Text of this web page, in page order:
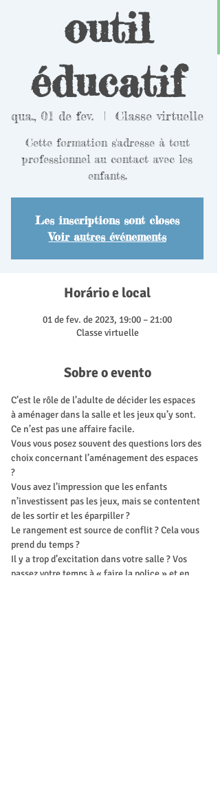
outil
éducatif
qua., 01 de fev.
  |
Classe virtuelle
Cette formation s'adresse à tout
professionnel au contact avec les
enfants.
Les inscriptions sont closes
Voir autres événements
Horário e local
01 de fev. de 2023, 19:00 – 21:00
Classe virtuelle
Sobre o evento
C’est le rôle de l’adulte de décider les espaces
à aménager dans la salle et les jeux qu’y sont.
Ce n’est pas une affaire facile.
Vous vous posez souvent des questions lors des
choix concernant l’aménagement des espaces
?
Vous avez l’impression que les enfants
n’investissent pas les jeux, mais se contentent
de les sortir et les éparpiller ?
Le rangement est source de conflit ? Cela vous
prend du temps ?
Il y a trop d’excitation dans votre salle ? Vos
passez votre temps à « faire la police » et en